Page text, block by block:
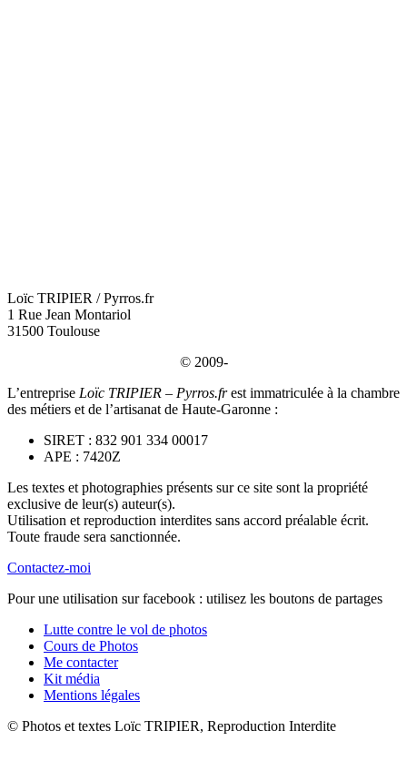
Loïc TRIPIER / Pyrros.fr
1 Rue Jean Montariol
31500 Toulouse
© 2009-
L’entreprise Loïc TRIPIER – Pyrros.frest immatriculée à la chambre
des métiers et de l’artisanat de Haute-Garonne :
SIRET : 832 901 334 00017
APE : 7420Z
Les textes et photographies présents sur ce site sont la propriété
exclusive de leur(s) auteur(s).
Utilisation et reproduction interdites sans accord préalable écrit.
Toute fraude sera sanctionnée.
Contactez-moi
Pour une utilisation sur facebook : utilisez les boutons de partages
Lutte contre le vol de photos
Cours de Photos
Me contacter
Kit média
Mentions légales
© Photos et textes Loïc TRIPIER, Reproduction Interdite